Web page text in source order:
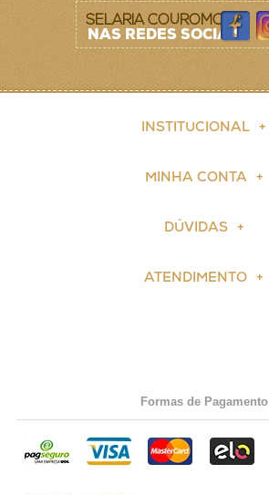
SELARIA COUROMODA
NAS REDES SOCIAIS
INSTITUCIONAL
MINHA CONTA
DÚVIDAS
ATENDIMENTO
Formas de Pagamento